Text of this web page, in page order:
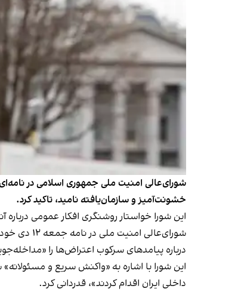
شورای‌عالی امنیت ملی جمهوری اسلامی در
خشونت‌آمیز و سازمان‌یافته نامید، تاکید کرد.
این شورا خواستار روشنگری افکار عمومی درباره
درباره پیامدهای سرکوب اعتراض‌ها را
این شورا با اشاره به «واکنش سریع و
داخلی ایران اقدام کردند»، قدردانی کرد.